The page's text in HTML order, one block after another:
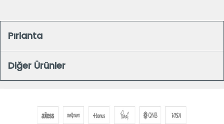
Pırlanta
Diğer Ürünler